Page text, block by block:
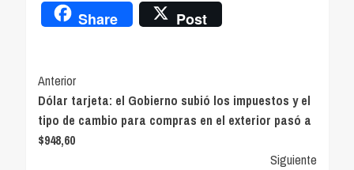
Share Post
Navegación
de
entradas
Anterior
Dólar tarjeta: el Gobierno subió los impuestos y el
tipo de cambio para compras en el exterior pasó a
$948,60
Siguiente